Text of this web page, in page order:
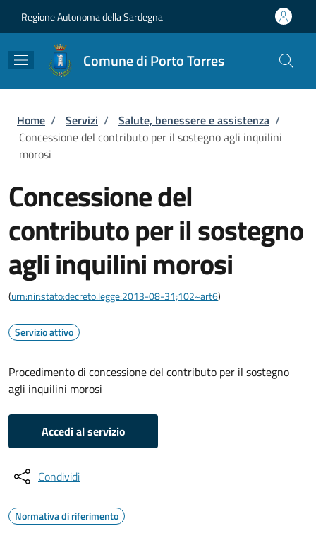
Regione Autonoma della Sardegna
Comune di Porto Torres
Briciole di pane
Home / Servizi / Salute, benessere e assistenza /
Concessione del contributo per il sostegno agli inquilini
morosi
Concessione del
contributo per il sostegno
agli inquilini morosi
(urn:nir:stato:decreto.legge:2013-08-31;102~art6)
Servizio attivo
Procedimento di concessione del contributo per il sostegno
agli inquilini morosi
Accedi al servizio
Condividi
Normativa di riferimento